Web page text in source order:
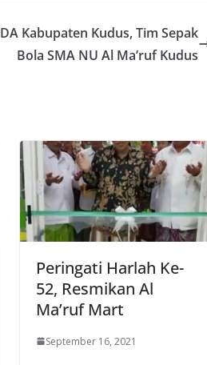
Kabupaten Kudus, Tim Sepak
Bola SMA NU Al Ma’ruf Kudus
Peringati Harlah Ke-
52, Resmikan Al
Ma’ruf Mart
September 16, 2021